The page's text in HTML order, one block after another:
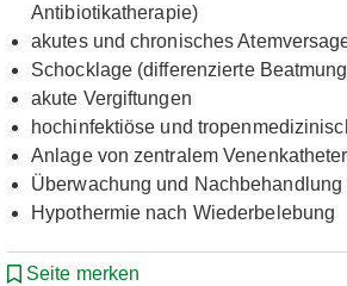
Antibiotikatherapie)
akutes und chronisches
Schocklage (differenzierte
akute Vergiftungen
hochinfektiöse und
Anlage von zentralem
Überwachung und
Hypothermie nach Wiederbelebung
Seite merken